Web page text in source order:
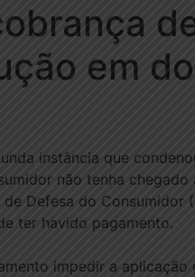
em
instância que
não tenha chegado
Defesa do Consumidor
ter havido pagamento.
impedir a